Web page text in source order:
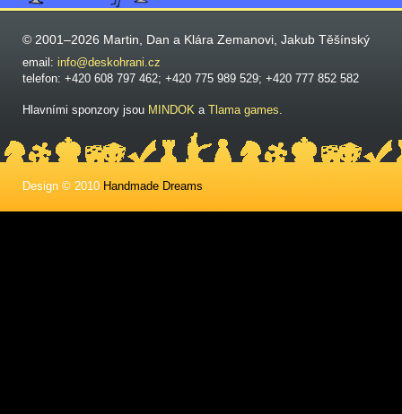
© 2001–2026 Martin, Dan a Klára Zemanovi, Jakub Těšínský
email: info@deskohrani.cz
telefon: +420 608 797 462; +420 775 989 529; +420 777 852 582
Hlavními sponzory jsou MINDOK a Tlama games
Design © 2010 Handmade Dreams